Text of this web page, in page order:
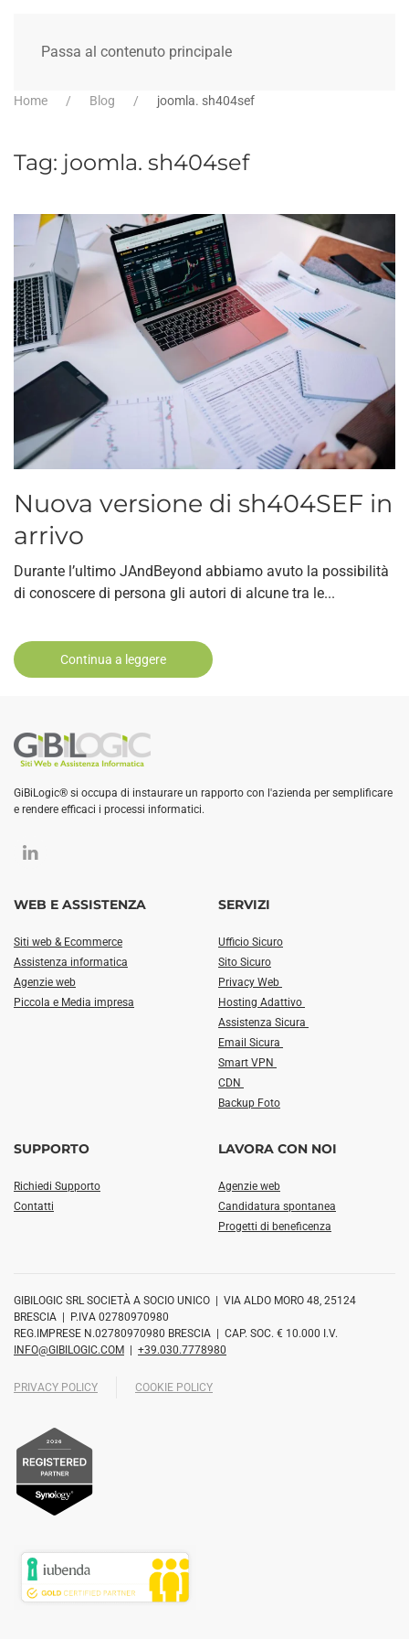
Passa al contenuto principale
Home Blog joomla. sh404sef
Tag: joomla. sh404sef
Nuova versione di sh404SEF in
arrivo
Durante l’ultimo JAndBeyond abbiamo avuto la possibilità
di conoscere di persona gli autori di alcune tra le...
Continua a leggere
GiBiLogic® si occupa di instaurare un rapporto con l'azienda per semplificare
e rendere efficaci i processi informatici.
WEB E ASSISTENZA
Siti web & Ecommerce
Assistenza informatica
Agenzie web
Piccola e Media impresa
SERVIZI
Ufficio Sicuro
Sito Sicuro
Privacy Web
Hosting Adattivo
Assistenza Sicura
Email Sicura
Smart VPN
CDN
Backup Foto
SUPPORTO
Richiedi Supporto
Contatti
LAVORA CON NOI
Agenzie web
Candidatura spontanea
Progetti di beneficenza
GIBILOGIC SRL SOCIETÀ A SOCIO UNICO | VIA ALDO MORO 48, 25124
BRESCIA | P.IVA 02780970980
REG.IMPRESE N.02780970980 BRESCIA | CAP. SOC. € 10.000 I.V.
INFO@GIBILOGIC.COM | +39.030.7778980
PRIVACY POLICY COOKIE POLICY